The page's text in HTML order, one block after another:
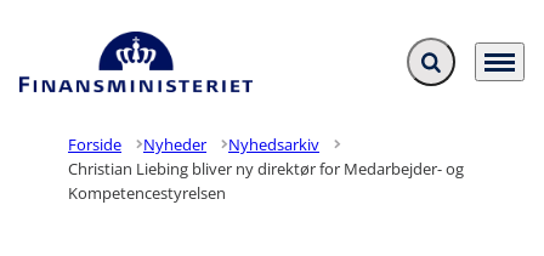
Gå til forsiden Fold søgefelt ud
Menu
Forside Nyheder
Nyhedsarkiv
Christian Liebing bliver ny direktør for Medarbejder- og
Kompetencestyrelsen